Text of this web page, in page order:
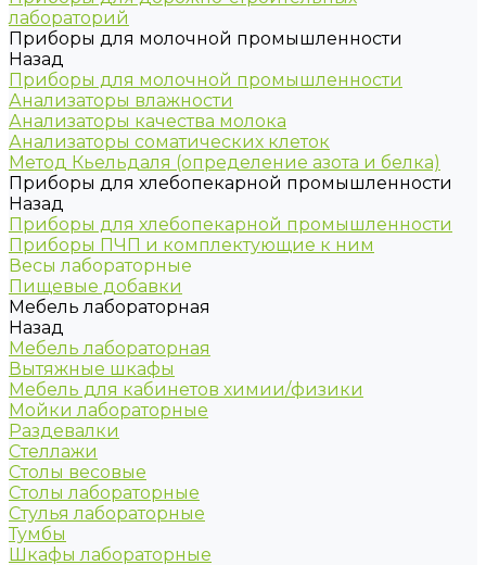
лабораторий
Приборы для молочной промышленности
Назад
Приборы для молочной промышленности
Анализаторы влажности
Анализаторы качества молока
Анализаторы соматических клеток
Метод Кьельдаля (определение азота и белка)
Приборы для хлебопекарной промышленности
Назад
Приборы для хлебопекарной промышленности
Приборы ПЧП и комплектующие к ним
Весы лабораторные
Пищевые добавки
Мебель лабораторная
Назад
Мебель лабораторная
Вытяжные шкафы
Мебель для кабинетов химии/физики
Мойки лабораторные
Раздевалки
Стеллажи
Столы весовые
Столы лабораторные
Стулья лабораторные
Тумбы
Шкафы лабораторные